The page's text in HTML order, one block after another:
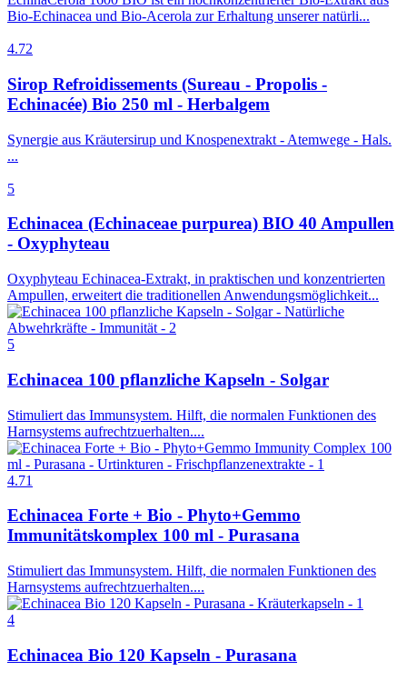
Bio-Echinacea und Bio-Acerola zur Erhaltung unserer natürli...
4.72
Sirop Refroidissements (Sureau - Propolis -
Echinacée) Bio 250 ml - Herbalgem
Synergie aus Kräutersirup und Knospenextrakt - Atemwege - Hals.
...
5
Echinacea (Echinaceae purpurea) BIO 40 Ampullen
- Oxyphyteau
Oxyphyteau Echinacea-Extrakt, in praktischen und konzentrierten
Ampullen, erweitert die traditionellen Anwendungsmöglichkeit...
5
Echinacea 100 pflanzliche Kapseln - Solgar
Stimuliert das Immunsystem. Hilft, die normalen Funktionen des
Harnsystems aufrechtzuerhalten....
4.71
Echinacea Forte + Bio - Phyto+Gemmo
Immunitätskomplex 100 ml - Purasana
Stimuliert das Immunsystem. Hilft, die normalen Funktionen des
Harnsystems aufrechtzuerhalten....
4
Echinacea Bio 120 Kapseln - Purasana